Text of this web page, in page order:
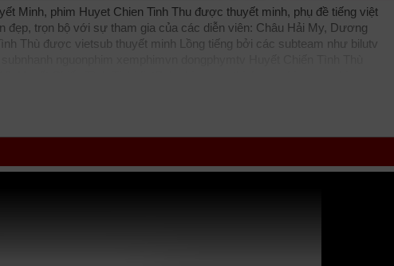
Minh, phim Huyet Chien Tinh Thu được thuyết minh, phụ đề tiếng việt
đẹp, trọn bộ với sự tham gia của các diễn viên: Châu Hải My, Dương
Thù được vietsub thuyết minh Lồng tiếng bởi các subteam như bilutv
phụ đề Vietsub nhanh nhất, xem online nhanh nhất. Tải link fshare drive
GOTV FullHD mới nhất. Mời các bạn đón xem bộ phim